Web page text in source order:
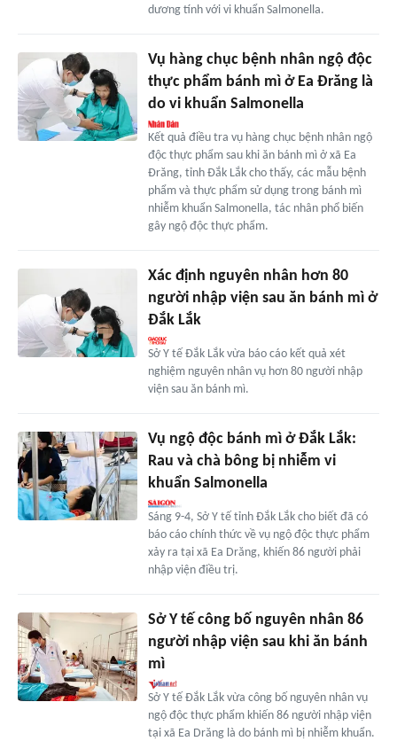
dương tính với vi khuẩn Salmonella.
Vụ hàng chục bệnh nhân ngộ độc
thực phẩm bánh mì ở Ea Đrăng là
do vi khuẩn Salmonella
Kết quả điều tra vụ hàng chục bệnh nhân ngộ
độc thực phẩm sau khi ăn bánh mì ở xã Ea
Đrăng, tỉnh Đắk Lắk cho thấy, các mẫu bệnh
phẩm và thực phẩm sử dụng trong bánh mì
nhiễm khuẩn Salmonella, tác nhân phổ biến
gây ngộ độc thực phẩm.
Xác định nguyên nhân hơn 80
người nhập viện sau ăn bánh mì ở
Đắk Lắk
Sở Y tế Đắk Lắk vừa báo cáo kết quả xét
nghiệm nguyên nhân vụ hơn 80 người nhập
viện sau ăn bánh mì.
Vụ ngộ độc bánh mì ở Đắk Lắk:
Rau và chà bông bị nhiễm vi
khuẩn Salmonella
Sáng 9-4, Sở Y tế tỉnh Đắk Lắk cho biết đã có
báo cáo chính thức về vụ ngộ độc thực phẩm
xảy ra tại xã Ea Drăng, khiến 86 người phải
nhập viện điều trị.
Sở Y tế công bố nguyên nhân 86
người nhập viện sau khi ăn bánh
mì
Sở Y tế Đắk Lắk vừa công bố nguyên nhân vụ
ngộ độc thực phẩm khiến 86 người nhập viện
tại xã Ea Drăng là do bánh mì bị nhiễm khuẩn.